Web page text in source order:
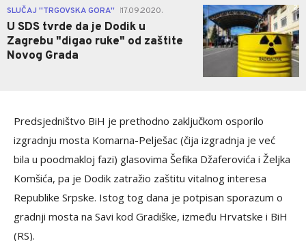
SLUČAJ ''TRGOVSKA GORA'' 17.09.2020.
U SDS tvrde da je Dodik u
Zagrebu "digao ruke" od zaštite
Novog Grada
2
Predsjedništvo BiH je prethodno zaključkom osporilo
izgradnju mosta Komarna-Pelješac (čija izgradnja je već
bila u poodmakloj fazi) glasovima Šefika Džaferovića i Željka
Komšića, pa je Dodik zatražio zaštitu vitalnog interesa
Republike Srpske. Istog tog dana je potpisan sporazum o
gradnji mosta na Savi kod Gradiške, između Hrvatske i BiH
(RS).